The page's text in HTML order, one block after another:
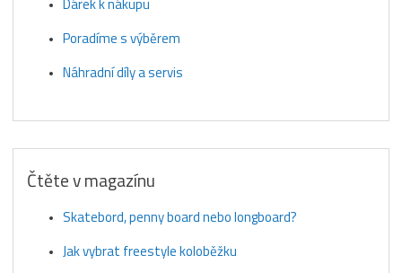
Dárek k nákupu
Poradíme s výběrem
Náhradní díly a servis
Čtěte v magazínu
Skatebord, penny board nebo longboard?
Jak vybrat freestyle koloběžku